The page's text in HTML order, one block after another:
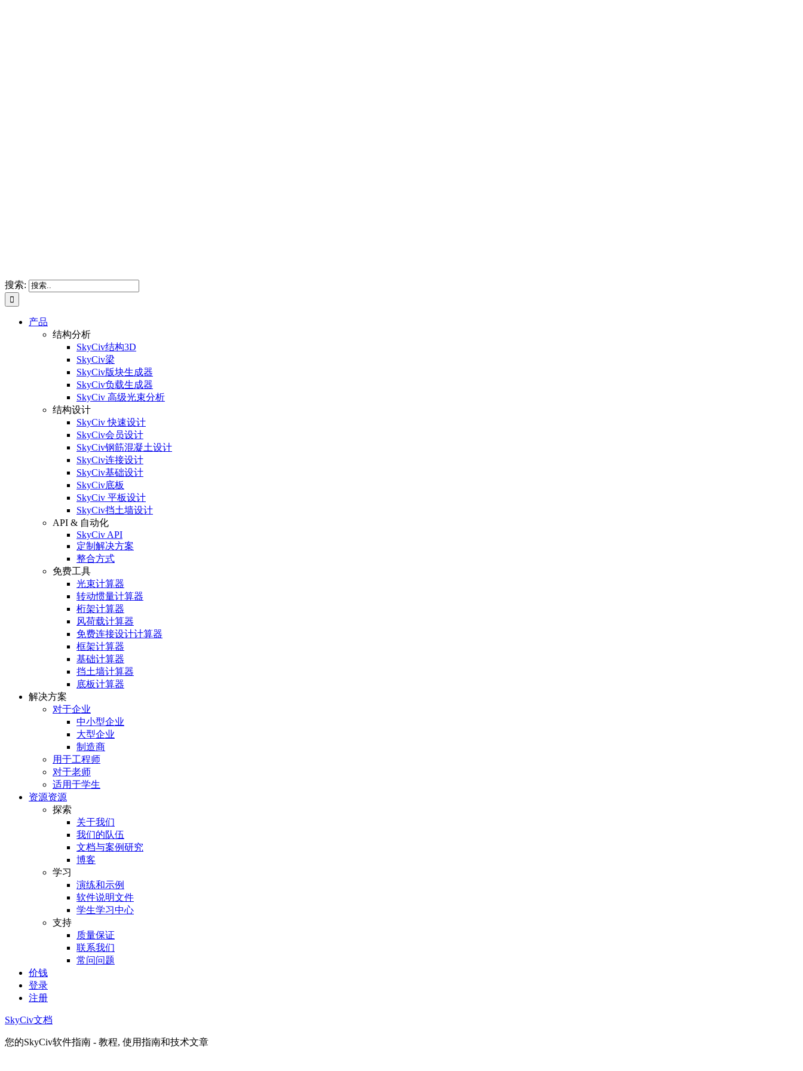
搜索:
产品
结构分析
SkyCiv结构3D
SkyCiv梁
SkyCiv版块生成器
SkyCiv负载生成器
SkyCiv 高级光束分析
结构设计
SkyCiv 快速设计
SkyCiv会员设计
SkyCiv钢筋混凝土设计
SkyCiv连接设计
SkyCiv基础设计
SkyCiv底板
SkyCiv 平板设计
SkyCiv挡土墙设计
API & 自动化
SkyCiv API
定制解决方案
整合方式
免费工具
光束计算器
转动惯量计算器
桁架计算器
风荷载计算器
免费连接设计计算器
框架计算器
基础计算器
挡土墙计算器
底板计算器
解决方案
对于企业
中小型企业
大型企业
制造商
用于工程师
对于老师
适用于学生
资源资源
探索
关于我们
我们的队伍
文档与案例研究
博客
学习
演练和示例
软件说明文件
学生学习中心
支持
质量保证
联系我们
常问问题
价钱
登录
注册
SkyCiv文档
您的SkyCiv软件指南 - 教程, 使用指南和技术文章